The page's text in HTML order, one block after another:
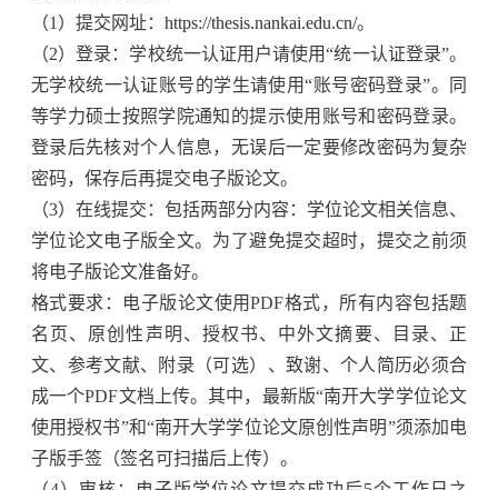
（1 ）提交网址： https://thesis.nankai.edu.cn/。
（2）登录：学校统一认证用户请使用“统一认证登录”。
无学校统一认证账号的学生请使用“账号密码登录”。同
等学力硕士按照学院通知的提示使用账号和密码登录。
登录后先核对个人信息，无误后一定要修改密码为复杂
密码，保存后再提交电子版论文。
（3）在线提交：包括两部分内容：学位论文相关信息、
学位论文电子版全文。为了避免提交超时，提交之前须
将电子版论文准备好。
格式要求：电子版论文使用PDF格式，所有内容包括题
名页、原创性声明、授权书、中外文摘要、目录、正
文、参考文献、附录（可选）、致谢、个人简历必须合
成一个PDF文档上传。其中，最新版“南开大学学位论文
使用授权书”和“南开大学学位论文原创性声明”须添加电
子版手签（签名可扫描后上传）。